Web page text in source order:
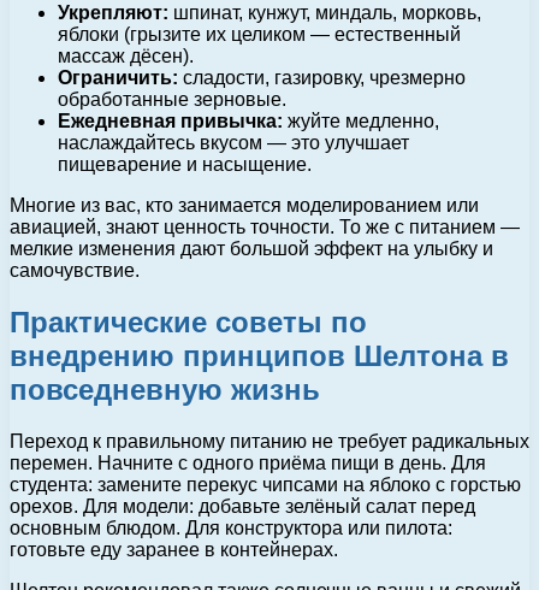
Укрепляют: шпинат, кунжут, миндаль, морковь,
яблоки (грызите их целиком — естественный
массаж дёсен).
Ограничить: сладости, газировку, чрезмерно
обработанные зерновые.
Ежедневная привычка: жуйте медленно,
наслаждайтесь вкусом — это улучшает
пищеварение и насыщение.
Многие из вас, кто занимается моделированием или
авиацией, знают ценность точности. То же с питанием —
мелкие изменения дают большой эффект на улыбку и
самочувствие.
Практические советы по
внедрению принципов Шелтона в
повседневную жизнь
Переход к правильному питанию не требует радикальных
перемен. Начните с одного приёма пищи в день. Для
студента: замените перекус чипсами на яблоко с горстью
орехов. Для модели: добавьте зелёный салат перед
основным блюдом. Для конструктора или пилота:
готовьте еду заранее в контейнерах.